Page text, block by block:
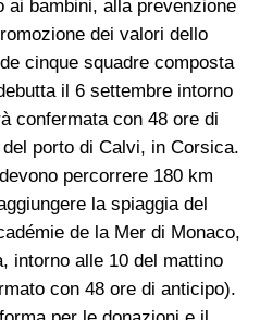
ai bambini, alla prevenzione
dei valori dello
cinque squadre composta
il 6 settembre intorno
confermata con 48 ore di
porto di Calvi, in Corsica.
percorrere 180 km
la spiaggia del
de la Mer di Monaco,
intorno alle 10 del mattino
con 48 ore di anticipo).